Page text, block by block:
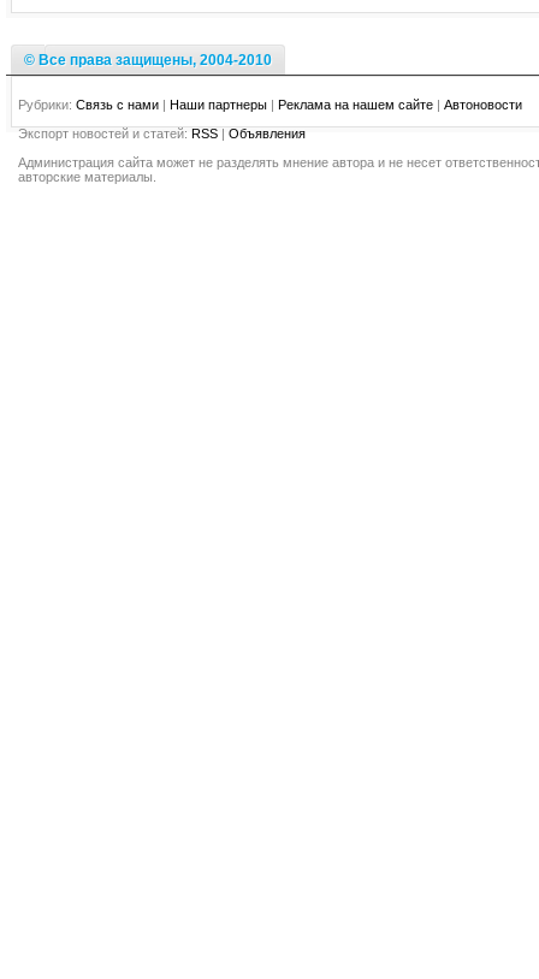
© Все права защищены, 2004-2010
Рубрики: Связь с нами | Наши партнеры | Реклама на нашем сайте | Автоновости
Экспорт новостей и статей: RSS | Объявления
Администрация сайта может не разделять мнение автора и не несет
авторские материалы.